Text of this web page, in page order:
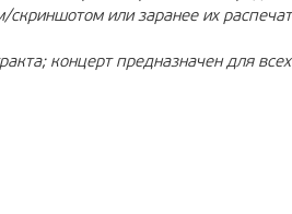
или заранее их
концерт предназначен для